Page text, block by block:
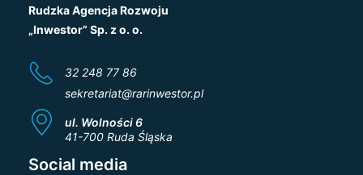
Rudzka Agencja Rozwoju
„Inwestor” Sp. z o. o.
32 248 77 86
sekretariat@rarinwestor.pl
ul. Wolności 6
41-700 Ruda Śląska
Social media